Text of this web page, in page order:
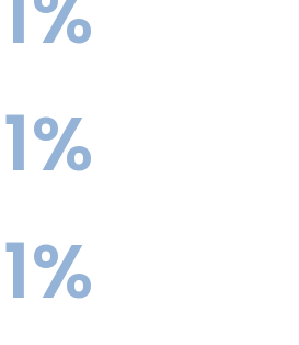
1%
1%